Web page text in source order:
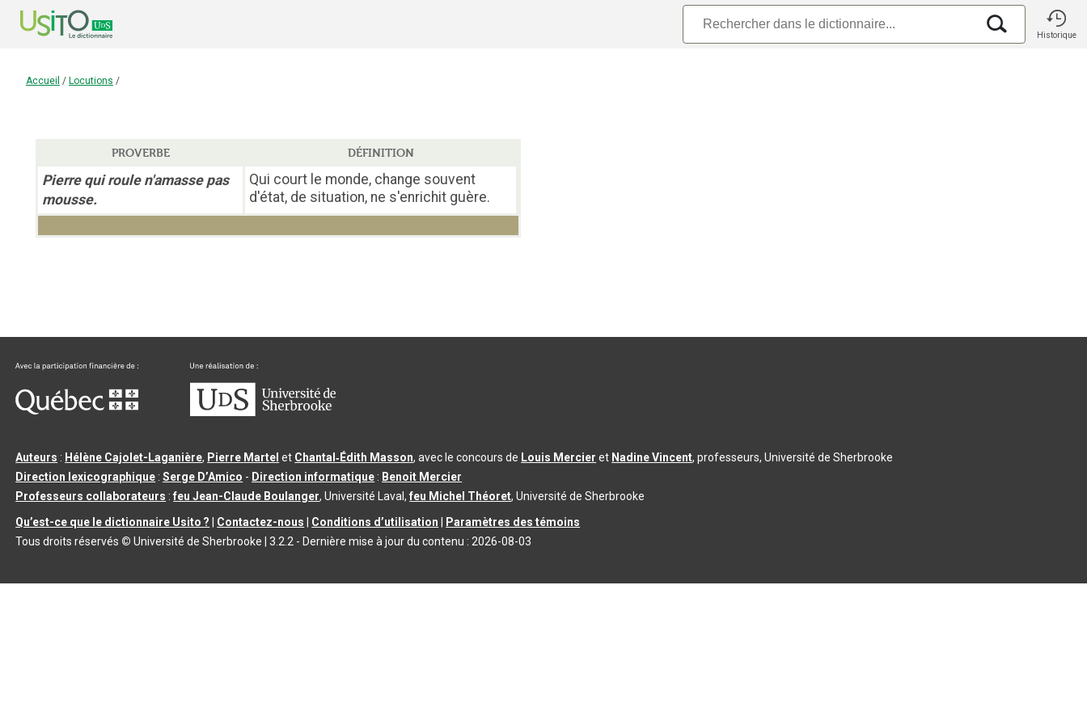
Historique
Accueil / Locutions /
PROVERBE DÉFINITION
Pierre qui roule n'amasse pas
mousse.
Qui court le monde, change souvent
d'état, de situation, ne s'enrichit guère.
Auteurs : Hélène Cajolet-Laganière, Pierre Martel et Chantal‑Édith Masson, avec le concours de Louis Mercier et Nadine Vincent, professeurs, Université de Sherbrooke
Direction lexicographique :Serge D’Amico - Direction informatique : Benoit Mercier
Professeurs collaborateurs :feu Jean-Claude Boulanger, Université Laval,feu Michel Théoret, Université de Sherbrooke
Qu’est-ce que le dictionnaire Usito ?
Contactez-nous Conditions d’utilisation
Paramètres des témoins
Tous droits réservés © Université de Sherbrooke |3.2.2 - Dernière mise à jour du contenu : 2026-08-03